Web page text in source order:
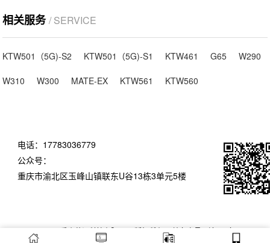
相关服务/ SERVICE
KTW501（5G)-S2 KTW501（5G)-S1 KTW461 G65 W290
W310 W300 MATE-EX KTW561 KTW560
电话：17783036779
公众号：
重庆市渝北区玉峰山镇联东U谷13栋3单元5楼
Copyright ©2021 重庆蓝讯科技有限公司 版权所有 网站备案号： 渝ICP备